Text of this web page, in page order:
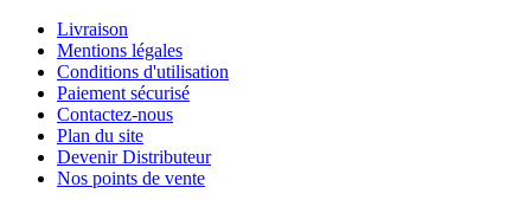
Livraison
Mentions légales
Conditions d'utilisation
Paiement sécurisé
Contactez-nous
Plan du site
Devenir Distributeur
Nos points de vente